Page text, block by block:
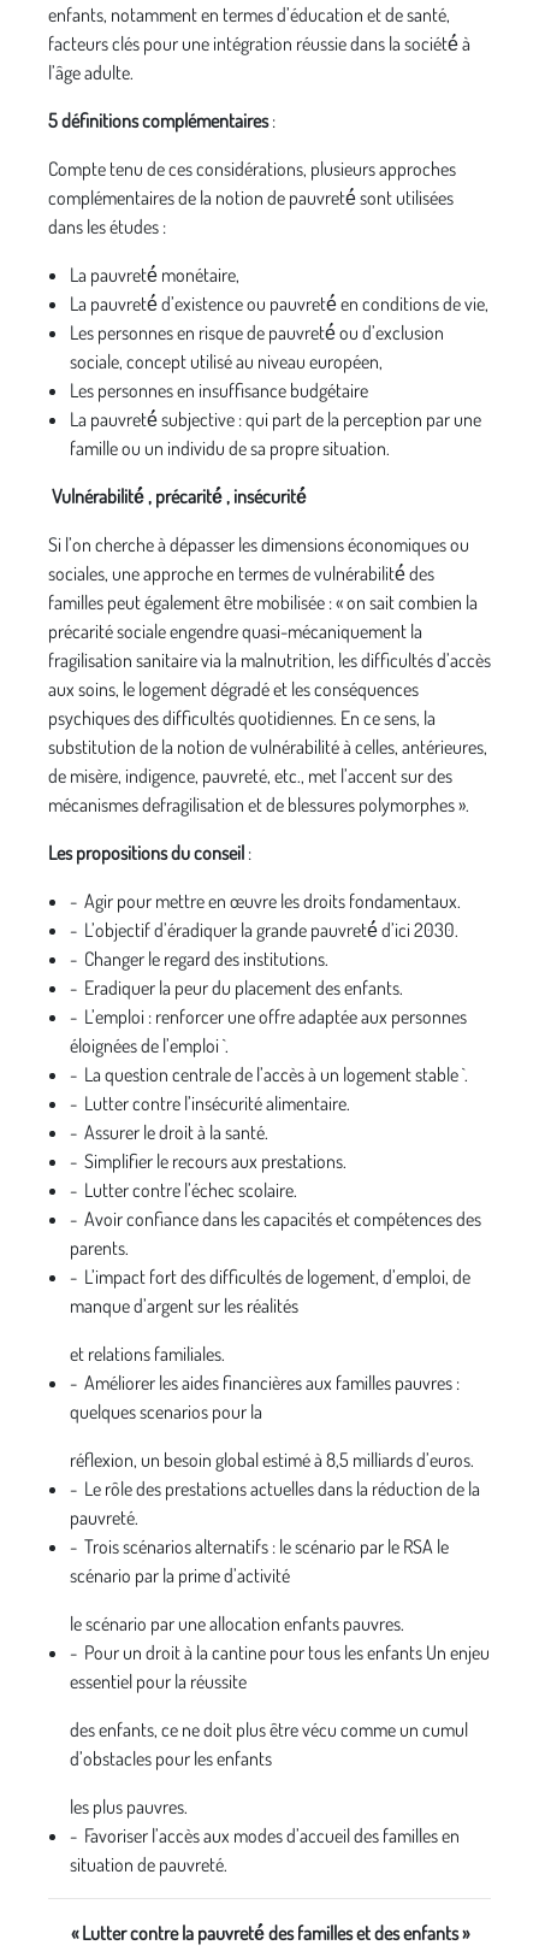
enfants, notamment en termes d’éducation et de santé,
facteurs clés pour une intégration réussie dans la société́ à
l’âge adulte.
5 définitions complémentaires:
Compte tenu de ces considérations, plusieurs approches
complémentaires de la notion de pauvreté́ sont utilisées
dans les études :
La pauvreté́ monétaire,
La pauvreté́ d’existence ou pauvreté́ en conditions de vie,
Les personnes en risque de pauvreté́ ou d’exclusion
sociale, concept utilisé au niveau européen,
Les personnes en insuffisance budgétaire
La pauvreté́ subjective : qui part de la perception par une
famille ou un individu de sa propre situation.
Vulnérabilité́ , précarité́ , insécurité́
Si l’on cherche à dépasser les dimensions économiques ou
sociales, une approche en termes de vulnérabilité́ des
familles peut également être mobilisée : « on sait combien la
précarité sociale engendre quasi-mécaniquement la
fragilisation sanitaire via la malnutrition, les difficultés d’accès
aux soins, le logement dégradé et les conséquences
psychiques des difficultés quotidiennes. En ce sens, la
substitution de la notion de vulnérabilité à celles, antérieures,
de misère, indigence, pauvreté, etc., met l’accent sur des
mécanismes defragilisation et de blessures polymorphes ».
Les propositions du conseil :
- Agir pour mettre en œuvre les droits fondamentaux.
- L’objectif d’éradiquer la grande pauvreté́ d’ici 2030.
- Changer le regard des institutions.
- Eradiquer la peur du placement des enfants.
- L’emploi : renforcer une offre adaptée aux personnes
éloignées de l’emploi `.
- La question centrale de l’accès à un logement stable `.
- Lutter contre l’insécurité alimentaire.
- Assurer le droit à la santé.
- Simplifier le recours aux prestations.
- Lutter contre l’échec scolaire.
- Avoir confiance dans les capacités et compétences des
parents.
- L’impact fort des difficultés de logement, d’emploi, de
manque d’argent sur les réalités
et relations familiales.
- Améliorer les aides financières aux familles pauvres :
quelques scenarios pour la
réflexion, un besoin global estimé à 8,5 milliards d’euros.
- Le rôle des prestations actuelles dans la réduction de la
pauvreté.
- Trois scénarios alternatifs : le scénario par le RSA le
scénario par la prime d’activité
le scénario par une allocation enfants pauvres.
- Pour un droit à la cantine pour tous les enfants Un enjeu
essentiel pour la réussite
des enfants, ce ne doit plus être vécu comme un cumul
d’obstacles pour les enfants
les plus pauvres.
- Favoriser l’accès aux modes d’accueil des familles en
situation de pauvreté.
« Lutter contre la pauvreté́ des familles et des enfants »